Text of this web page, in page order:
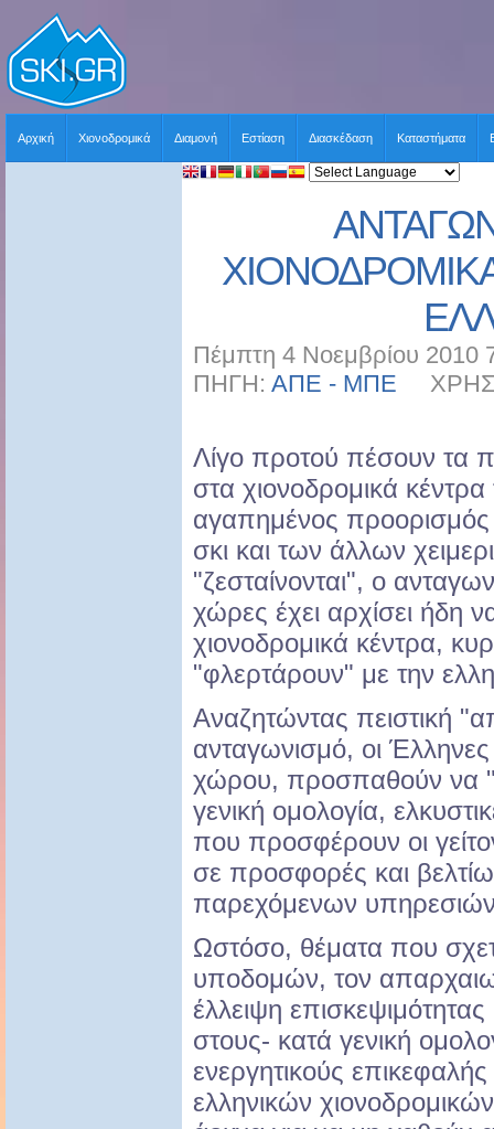
Αρχική Χιονοδρομικά Διαμονή Εστίαση Διασκέδαση Καταστήματα
Πέμπτη 4 Νοεμβρίου 2010
ΠΗΓΗ: ΑΠΕ - ΜΠΕ
Λίγο προτού πέσουν τα
στα χιονοδρομικά
αγαπημένος προορισμός
σκι και των άλλων
"ζεσταίνονται", ο
χώρες έχει αρχίσει ήδη
χιονοδρομικά κέντρα,
"φλερτάρουν" με την
Αναζητώντας πειστική
ανταγωνισμό, οι
χώρου, προσπαθούν να
γενική ομολογία,
που προσφέρουν οι
σε προσφορές και
παρεχόμενων
Ωστόσο, θέματα που
υποδομών, τον
έλλειψη
στους- κατά γενική
ενεργητικούς
ελληνικών